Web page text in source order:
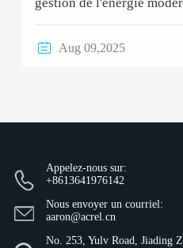
 Aug 09,2025
Appelez-nous sur:
+8613641976142
Nous envoyer un courriel:
aaron@acrel.cn
No. 253, Yulv Road, Jiading